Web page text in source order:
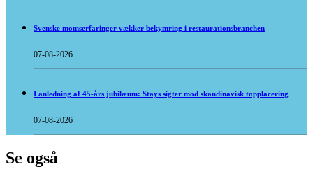
Svenske momserfaringer vækker bekymring i restaurationsbranchen
07-08-2026
I anledning af 45-års jubilæum: Stays sigter mod skandinavisk topplacering
07-08-2026
Se også